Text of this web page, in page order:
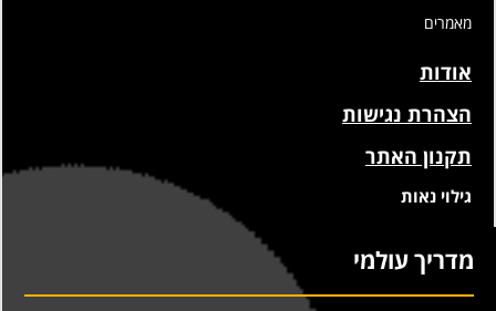
מאמרים
אודות
הצהרת נגישות
תקנון האתר
גילוי נאות
מדריך עולמי